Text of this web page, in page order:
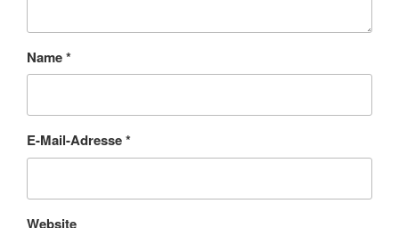
Name*
E-Mail-Adresse*
Website